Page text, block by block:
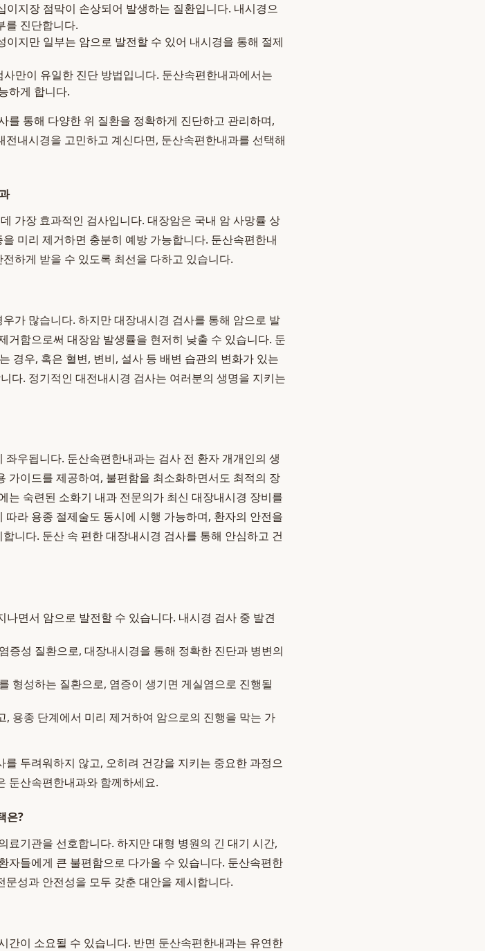
이지장 점막이 손상되어 발생하는 질환입니다. 내시경으
를 진단합니다.
지만 일부는 암으로 발전할 수 있어 내시경을 통해 절제
만이 유일한 진단 방법입니다. 둔산속편한내과에서는
하게 합니다.
통해 다양한 위 질환을 정확하게 진단하고 관리하며,
내시경을 고민하고 계신다면, 둔산속편한내과를 선택해
가장 효과적인 검사입니다. 대장암은 국내 암 사망률 상
미리 제거하면 충분히 예방 가능합니다. 둔산속편한내
하게 받을 수 있도록 최선을 다하고 있습니다.
가 많습니다. 하지만 대장내시경 검사를 통해 암으로 발
거함으로써 대장암 발생률을 현저히 낮출 수 있습니다. 둔
경우, 혹은 혈변, 변비, 설사 등 배변 습관의 변화가 있는
다. 정기적인 대전내시경 검사는 여러분의 생명을 지키는
우됩니다. 둔산속편한내과는 검사 전 환자 개개인의 생
가이드를 제공하여, 불편함을 최소화하면서도 최적의 장
는 숙련된 소화기 내과 전문의가 최신 대장내시경 장비를
라 용종 절제술도 동시에 시행 가능하며, 환자의 안전을
니다. 둔산 속 편한 대장내시경 검사를 통해 안심하고 건
면서 암으로 발전할 수 있습니다. 내시경 검사 중 발견
증성 질환으로, 대장내시경을 통해 정확한 진단과 병변의
형성하는 질환으로, 염증이 생기면 게실염으로 진행될
용종 단계에서 미리 제거하여 암으로의 진행을 막는 가
두려워하지 않고, 오히려 건강을 지키는 중요한 과정으
둔산속편한내과와 함께하세요.
은?
료기관을 선호합니다. 하지만 대형 병원의 긴 대기 시간,
자들에게 큰 불편함으로 다가올 수 있습니다. 둔산속편한
성과 안전성을 모두 갖춘 대안을 제시합니다.
간이 소요될 수 있습니다. 반면 둔산속편한내과는 유연한